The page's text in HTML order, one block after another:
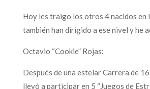
Hoy les traigo los otros 4 nacidos en
también han dirigido a ese nivel y he
Octavio “Cookie” Rojas:
Después de una estelar Carrera de
llevó a participar en 5 “Juegos de